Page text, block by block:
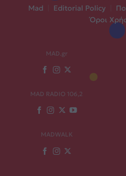
Mad
Editorial Policy
Όροι
MAD.gr
MAD RADIO 106,2
MADWALK